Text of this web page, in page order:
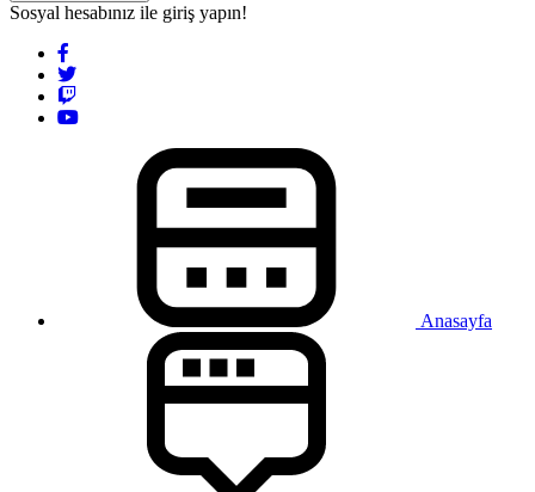
Sosyal hesabınız ile giriş yapın!
Anasayfa